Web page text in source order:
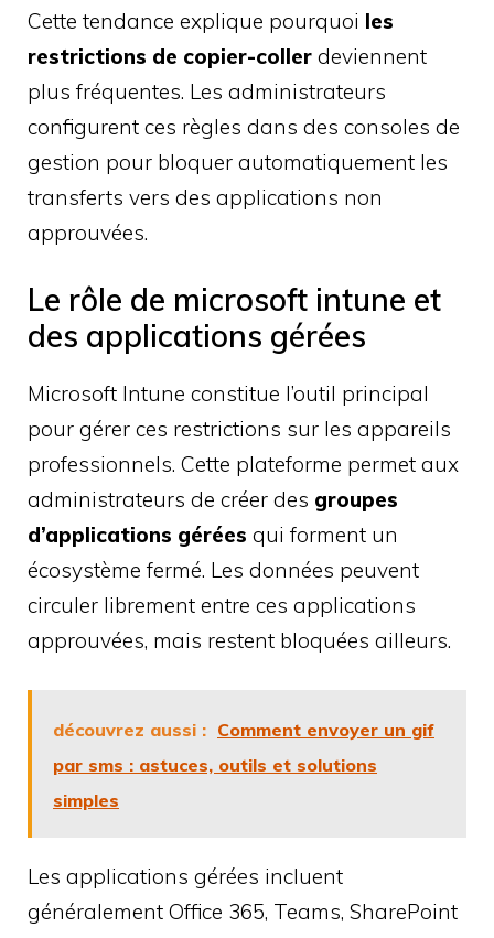
Cette tendance explique pourquoi les
restrictions de copier-coller deviennent
plus fréquentes. Les administrateurs
configurent ces règles dans des consoles de
gestion pour bloquer automatiquement les
transferts vers des applications non
approuvées.
Le rôle de microsoft intune et
des applications gérées
Microsoft Intune constitue l’outil principal
pour gérer ces restrictions sur les appareils
professionnels. Cette plateforme permet aux
administrateurs de créer des groupes
d’applications gérées qui forment un
écosystème fermé. Les données peuvent
circuler librement entre ces applications
approuvées, mais restent bloquées ailleurs.
découvrez aussi : Comment envoyer un gif
par sms : astuces, outils et solutions
simples
Les applications gérées incluent
généralement Office 365, Teams, SharePoint